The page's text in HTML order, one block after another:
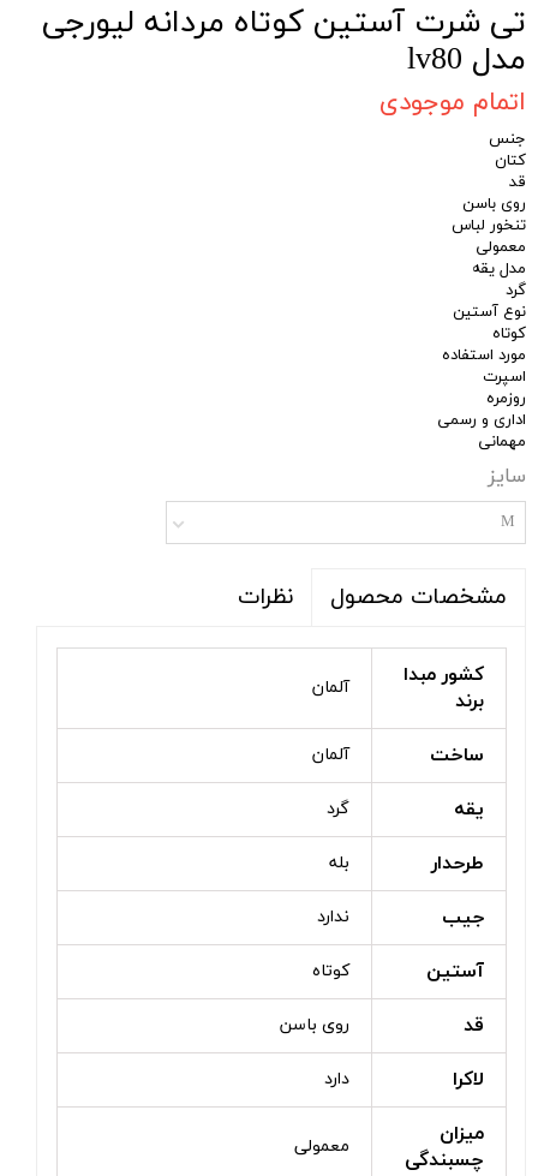
تی شرت آستین کوتاه مردانه لیورجی
مدل lv80
اتمام موجودی
جنس
کتان
قد
روی باسن
تنخور لباس
معمولی
مدل یقه
گرد
نوع آستین
کوتاه
مورد استفاده
اسپرت
روزمره
اداری و رسمی
مهمانی
سایز
M
مشخصات محصول نظرات
کشور مبدا
برند
آلمان
ساخت آلمان
یقه گرد
طرحدار بله
جیب ندارد
آستین کوتاه
قد روی باسن
لاکرا دارد
میزان
چسبندگی
معمولی